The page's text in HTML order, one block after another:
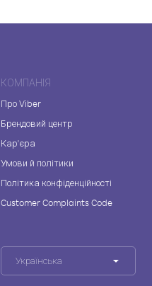
КОМПАНІЯ
Про Viber
Брендовий центр
Кар'єра
Умови й політики
Політика конфіденційності
Customer Complaints Code
Українська